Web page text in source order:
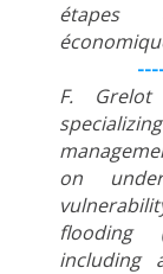
étapes
F.
on
flooding
including